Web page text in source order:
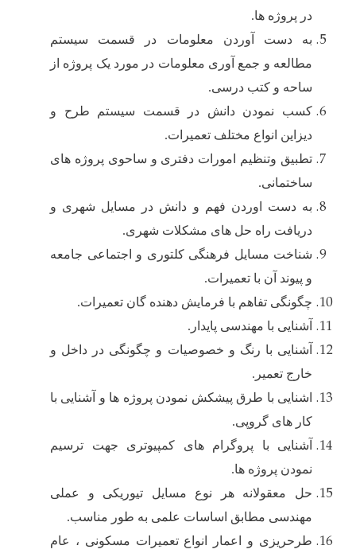
در پروژه ها.
به دست آوردن معلومات در قسمت سیستم
مطالعه و جمع آوری معلومات در مورد یک پروژه از
ساحه و کتب درسی.
کسب نمودن دانش در قسمت سیستم طرح و
دیزاین انواع مختلف تعمیرات.
تطبیق وتنظیم امورات دفتری و ساحوی پروژه های
ساختمانی.
به دست اوردن فهم و دانش در مسایل شهری و
دریافت راه حل های مشکلات شهری.
شناخت مسایل فرهنگی کلتوری و اجتماعی جامعه
و پیوند آن با تعمیرات.
چگونگی تفاهم با فرمایش دهنده گان تعمیرات.
آشنایی با مهندسی پایدار.
آشنایی با رنگ و خصوصیات و چگونگی در داخل و
خارج تعمیر.
اشنایی با طرق پیشکش نمودن پروژه ها و آشنایی با
کار های گروپی.
آشنایی با پروگرام های کمپیوتری جهت ترسیم
نمودن پروژه ها.
حل معقولانه هر نوع مسایل تیوریکی و عملی
مهندسی مطابق اساسات علمی به طور مناسب.
طرحریزی و اعمار انواع تعمیرات مسکونی ، عام